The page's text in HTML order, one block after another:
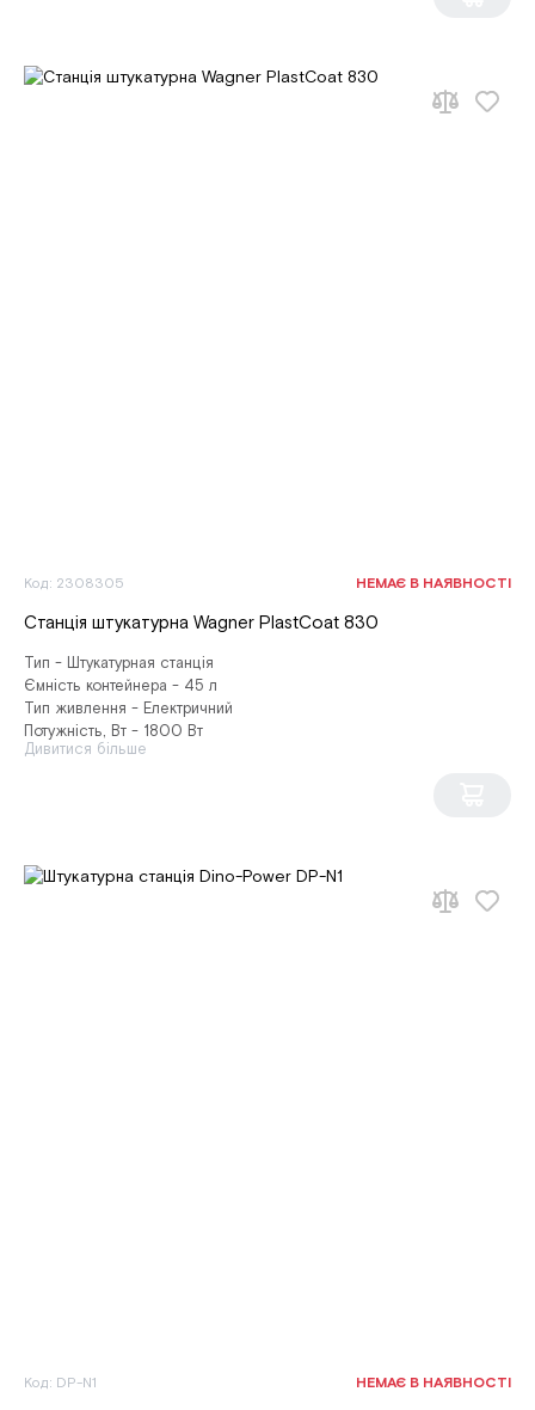
Код: 2308305 НЕМАЄ В НАЯВНОСТІ
Станція штукатурна Wagner PlastCoat 830
Тип - Штукатурная станція
Ємність контейнера - 45 л
Тип живлення - Електричний
Потужність, Вт - 1800 Вт
Дивитися більше
Код: DP-N1 НЕМАЄ В НАЯВНОСТІ